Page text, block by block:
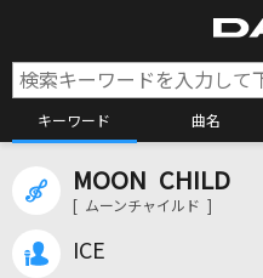
キーワード 曲名
カラ
MOON CHILD
[ ムーンチャイルド ]
ICE